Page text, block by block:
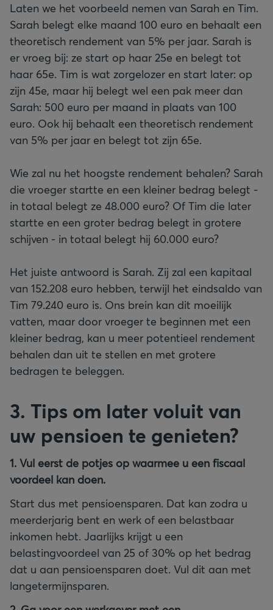
Laten we het voorbeeld nemen van Sarah en Tim.
Sarah belegt elke maand 100 euro en behaalt een
theoretisch rendement van 5% per jaar. Sarah is
er vroeg bij: ze start op haar 25e en belegt tot
haar 65e. Tim is wat zorgelozer en start later: op
zijn 45e, maar hij belegt wel een pak meer dan
Sarah: 500 euro per maand in plaats van 100
euro. Ook hij behaalt een theoretisch rendement
van 5% per jaar en belegt tot zijn 65e.
Wie zal nu het hoogste rendement behalen? Sarah
die vroeger startte en een kleiner bedrag belegt -
in totaal belegt ze 48.000 euro? Of Tim die later
startte en een groter bedrag belegt in grotere
schijven - in totaal belegt hij 60.000 euro?
Het juiste antwoord is Sarah. Zij zal een kapitaal
van 152.208 euro hebben, terwijl het eindsaldo van
Tim 79.240 euro is. Ons brein kan dit moeilijk
vatten, maar door vroeger te beginnen met een
kleiner bedrag, kan u meer potentieel rendement
behalen dan uit te stellen en met grotere
bedragen te beleggen.
3. Tips om later voluit van
uw pensioen te genieten?
1. Vul eerst de potjes op waarmee u een fiscaal
voordeel kan doen.
Start dus met pensioensparen. Dat kan zodra u
meerderjarig bent en werk of een belastbaar
inkomen hebt. Jaarlijks krijgt u een
belastingvoordeel van 25 of 30% op het bedrag
dat u aan pensioensparen doet. Vul dit aan met
langetermijnsparen.